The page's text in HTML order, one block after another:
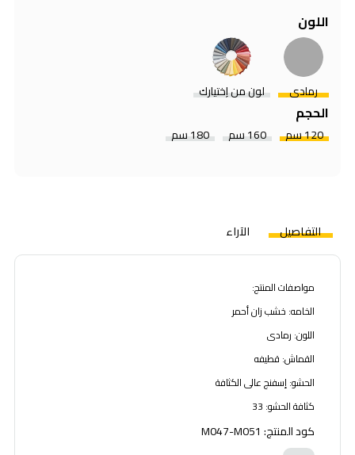
اللون
رمادي لون من إختيارك
الحجم
120 سم 160 سم 180 سم
التفاصيل الآراء
مواصفات المنتج:
الخامه: خشب زان أحمر
اللون: رمادى
القماش: قطيفه
الحشو: إسفنج عالى الكثافة
كثافة الحشو: 33
كود المنتج: M047-M051